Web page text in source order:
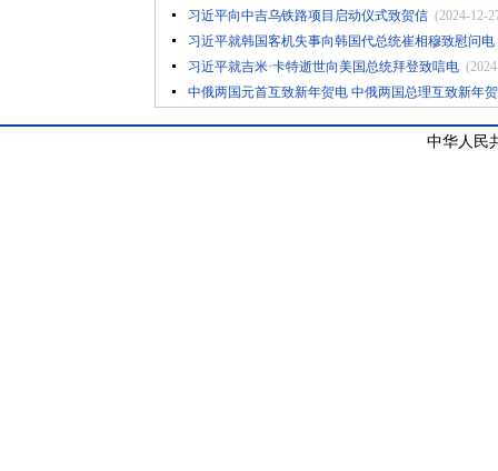
习近平向中吉乌铁路项目启动仪式致贺信 (2024-12-
习近平就韩国客机失事向韩国代总统崔相穆致慰问电
习近平就吉米·卡特逝世向美国总统拜登致唁电
中俄两国元首互致新年贺电 中俄两国总理互致新年
中华人民